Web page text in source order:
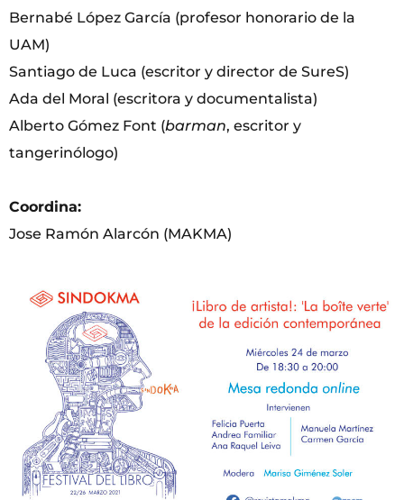
Bernabé López García (profesor honorario de la
UAM)
Santiago de Luca (escritor y director de SureS)
Ada del Moral (escritora y documentalista)
Alberto Gómez Font (barman, escritor y
tangerinólogo)
Coordina:
Jose Ramón Alarcón (MAKMA)